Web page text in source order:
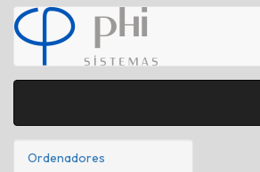
Ordenadores